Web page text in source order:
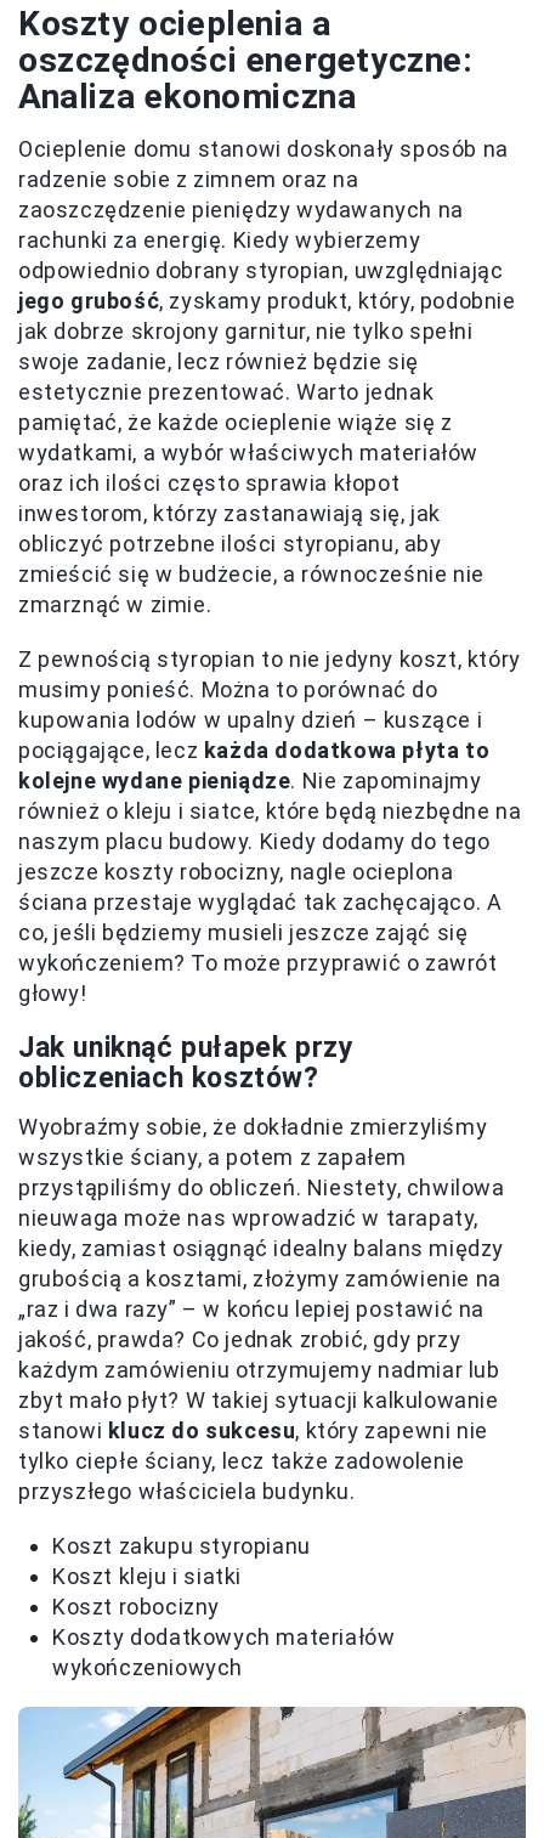
Koszty ocieplenia a
oszczędności energetyczne:
Analiza ekonomiczna
Ocieplenie domu stanowi doskonały sposób na
radzenie sobie z zimnem oraz na
zaoszczędzenie pieniędzy wydawanych na
rachunki za energię. Kiedy wybierzemy
odpowiednio dobrany styropian, uwzględniając
jego grubość, zyskamy produkt, który, podobnie
jak dobrze skrojony garnitur, nie tylko spełni
swoje zadanie, lecz również będzie się
estetycznie prezentować. Warto jednak
pamiętać, że każde ocieplenie wiąże się z
wydatkami, a wybór właściwych materiałów
oraz ich ilości często sprawia kłopot
inwestorom, którzy zastanawiają się, jak
obliczyć potrzebne ilości styropianu, aby
zmieścić się w budżecie, a równocześnie nie
zmarznąć w zimie.
Z pewnością styropian to nie jedyny koszt, który
musimy ponieść. Można to porównać do
kupowania lodów w upalny dzień – kuszące i
pociągające, lecz każda dodatkowa płyta to
kolejne wydane pieniądze. Nie zapominajmy
również o kleju i siatce, które będą niezbędne na
naszym placu budowy. Kiedy dodamy do tego
jeszcze koszty robocizny, nagle ocieplona
ściana przestaje wyglądać tak zachęcająco. A
co, jeśli będziemy musieli jeszcze zająć się
wykończeniem? To może przyprawić o zawrót
głowy!
Jak uniknąć pułapek przy
obliczeniach kosztów?
Wyobraźmy sobie, że dokładnie zmierzyliśmy
wszystkie ściany, a potem z zapałem
przystąpiliśmy do obliczeń. Niestety, chwilowa
nieuwaga może nas wprowadzić w tarapaty,
kiedy, zamiast osiągnąć idealny balans między
grubością a kosztami, złożymy zamówienie na
„raz i dwa razy” – w końcu lepiej postawić na
jakość, prawda? Co jednak zrobić, gdy przy
każdym zamówieniu otrzymujemy nadmiar lub
zbyt mało płyt? W takiej sytuacji kalkulowanie
stanowi klucz do sukcesu, który zapewni nie
tylko ciepłe ściany, lecz także zadowolenie
przyszłego właściciela budynku.
Koszt zakupu styropianu
Koszt kleju i siatki
Koszt robocizny
Koszty dodatkowych materiałów
wykończeniowych